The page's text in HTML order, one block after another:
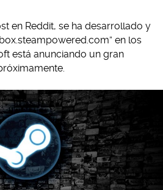
en Reddit, se ha desarrollado y
en los
está anunciando un gran